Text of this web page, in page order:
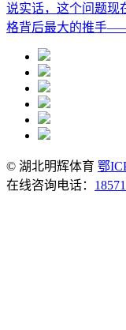
说实话，这个问题现
格背后最大的推手
© 湖北明辉体育 鄂
在线咨询电话：